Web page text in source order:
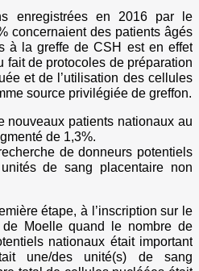
enregistrées en 2016 par le
concernaient des patients âgés
à la greffe de CSH est en effet
fait de protocoles de préparation
et de l’utilisation des cellules
source privilégiée de greffon.
nouveaux patients nationaux au
de 1,3%.
de donneurs potentiels
de sang placentaire non
étape, à l’inscription sur le
de Moelle quand le nombre de
nationaux était important
une/des unité(s) de sang